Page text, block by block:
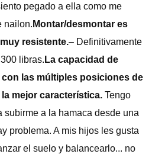
pegado a ella como me
nailon. Montar/desmontar es
resistente.– Definitivamente
libras. La capacidad de
las múltiples posiciones de
mejor característica. Tengo
subirme a la hamaca desde una
problema. A mis hijos les gusta
el suelo y balancearlo... no